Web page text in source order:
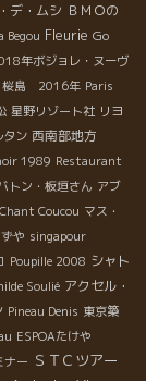
デ・ムシ ＢＭＯの
Begou Fleurie Go
年ボジョレ・ヌーヴ
桜島 2016年 Paris
星野リゾート社 リヨ
タン 西南部地方
1989 Restaurant
トン・板垣さん アブ
Chant Coucou マス・
や singapour
Poupille 2008 シャト
Soulié アクセル・
Pineau Denis 東京築
ESPOAたけや
ナー ＳＴＣツアー